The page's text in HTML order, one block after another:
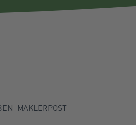
MAKLERPOST